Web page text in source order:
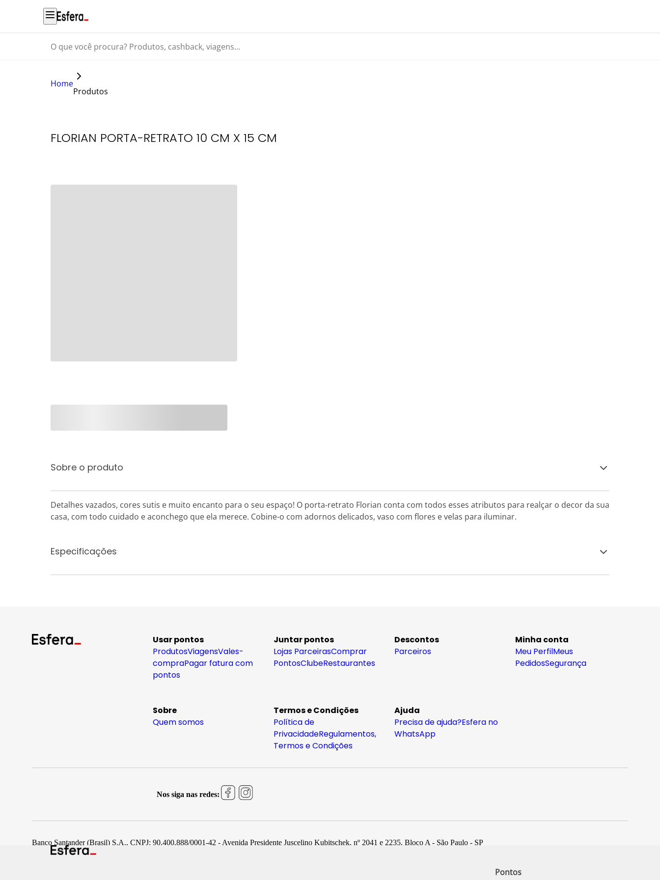
Pontos
O que você procura? Produtos, cashback, viagens...
Home
Produtos
FLORIAN PORTA-RETRATO 10 CM X 15 CM
Sobre o produto
Detalhes vazados, cores sutis e muito encanto para o seu espaço! O porta-retrato Florian conta com todos esses atributos para realçar o decor da sua
casa, com todo cuidado e aconchego que ela merece. Cobine-o com adornos delicados, vaso com flores e velas para iluminar.
Especificações
Usar pontos
ProdutosViagensVales-
compraPagar fatura com
pontos
Juntar pontos
Lojas ParceirasComprar
PontosClubeRestaurantes
Descontos
Parceiros
Minha conta
Meu PerfilMeus
PedidosSegurança
Sobre
Quem somos
Termos e Condições
Política de
PrivacidadeRegulamentos,
Termos e Condições
Ajuda
Precisa de ajuda?Esfera no
WhatsApp
Nos siga nas redes:
Banco Santander (Brasil) S.A., CNPJ: 90.400.888/0001-42 - Avenida Presidente Juscelino Kubitschek, nº 2041 e 2235, Bloco A - São Paulo - SP